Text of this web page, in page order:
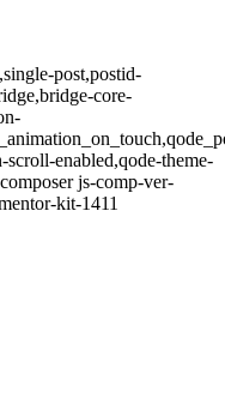
post,postid-
core-
scroll-enabled,qode-theme-
js-comp-ver-
kit-1411